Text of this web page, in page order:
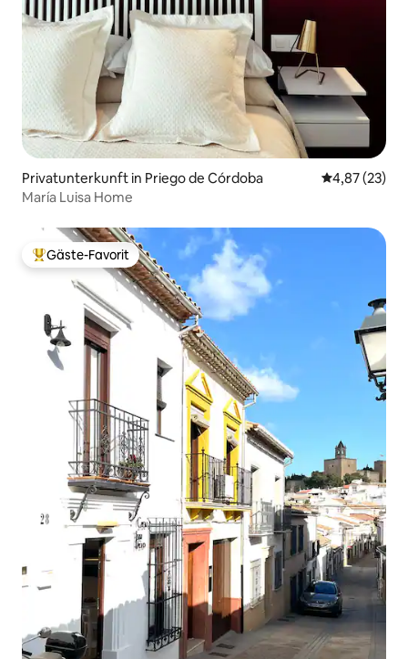
Privatunterkunft in Priego de Córdoba
4,87 (23)
María Luisa Home
Beliebter Gäste-Favorit.
Gäste-Favorit